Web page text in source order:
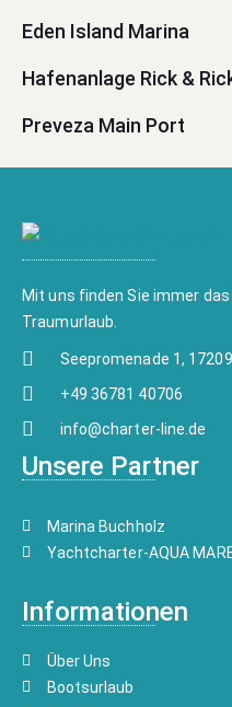
Eden Island Marina
Hafenanlage Rick &
Preveza Main Port
Mit uns finden Sie immer
Traumurlaub.
Seepromenade 1,
+49 36781 40706
info@charter-line.de
Unsere Partner
Marina Buchholz
Yachtcharter-AQUA
Informationen
Über Uns
Bootsurlaub